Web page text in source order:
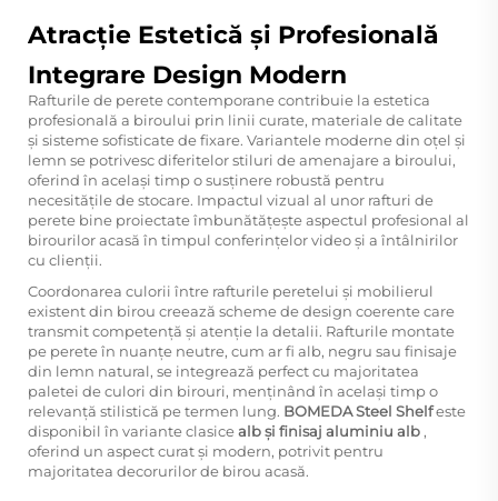
Atracție Estetică și Profesională
Integrare Design Modern
Rafturile de perete contemporane contribuie la estetica
profesională a biroului prin linii curate, materiale de calitate
și sisteme sofisticate de fixare. Variantele moderne din oțel și
lemn se potrivesc diferitelor stiluri de amenajare a biroului,
oferind în același timp o susținere robustă pentru
necesitățile de stocare. Impactul vizual al unor rafturi de
perete bine proiectate îmbunătățește aspectul profesional al
birourilor acasă în timpul conferințelor video și a întâlnirilor
cu clienții.
Coordonarea culorii între rafturile peretelui și mobilierul
existent din birou creează scheme de design coerente care
transmit competență și atenție la detalii. Rafturile montate
pe perete în nuanțe neutre, cum ar fi alb, negru sau finisaje
din lemn natural, se integrează perfect cu majoritatea
paletei de culori din birouri, menținând în același timp o
relevanță stilistică pe termen lung. BOMEDA Steel Shelfeste
disponibil în variante clasicealb și finisaj aluminiu alb,
oferind un aspect curat și modern, potrivit pentru
majoritatea decorurilor de birou acasă.